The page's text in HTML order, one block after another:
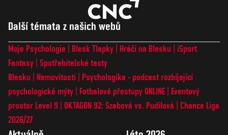
Další témata z našich webů
Moje Psychologie Blesk Tlapky Hráči na Blesku
iSport
Fantasy Spotřebitelské testy
Blesku
Nemovitosti
Psychologika - podcast rozbíjející
psychologické mýty
Fotbalové přestupy ONLINE
Eventový
prostor Level 9 OKTAGON 92: Szabová vs. Pudilová
Chance Liga
2026/27